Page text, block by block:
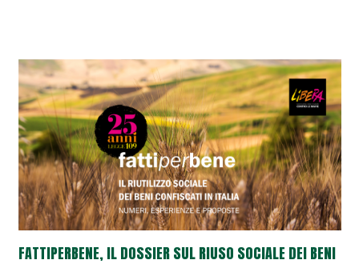
FATTIPERBENE, IL DOSSIER SUL RIUSO SOCIALE DEI BENI